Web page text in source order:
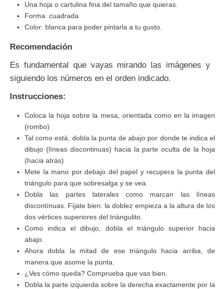
Una hoja o cartulina fina del tamaño que quieras.
Forma: cuadrada.
Color: blanca para poder pintarla a tu gusto.
Recomendación
Es fundamental que vayas mirando las imágenes y
siguiendo los números en el orden indicado.
Instrucciones:
Coloca la hoja sobre la mesa, orientada como en la imagen
(rombo)
Tal como está, dobla la punta de abajo por donde te indica el
dibujo (líneas discontinuas) hacia la parte oculta de la hoja
(hacia atrás)
Mete la mano por debajo del papel y recupera la punta del
triángulo para que sobresalga y se vea.
Dobla las partes laterales como marcan las líneas
discontínuas. Fíjate bien: la doblez empieza a la altura de los
dos vértices superiores del triángulito.
Como indica el dibujo, dobla el triángulo superior hacia
abajo.
Ahora dobla la mitad de ese triángulo hacia arriba, de
manera que asome la punta.
¿Ves cómo queda? Comprueba que vas bien.
Dobla la parte izquierda sobre la derecha exactamente por la